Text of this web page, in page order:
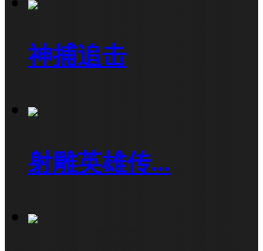
神捕追击
射雕英雄传...